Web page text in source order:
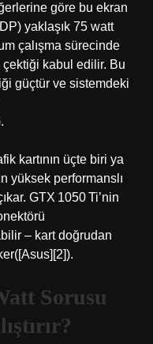
göre bu ekran
yaklaşık 75 watt
çalışma sürecinde
çektiği kabul edilir. Bu
güçtür ve sistemdeki
kartının üçte biri ya
yüksek performanslı
GTX 1050 Ti’nin
– kart doğrudan
Sorusu